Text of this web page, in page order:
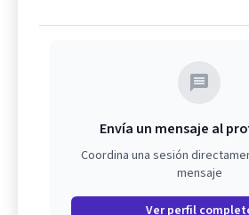
Envía un mensaje al
Coordina una sesión
mensaje
Ver perfil